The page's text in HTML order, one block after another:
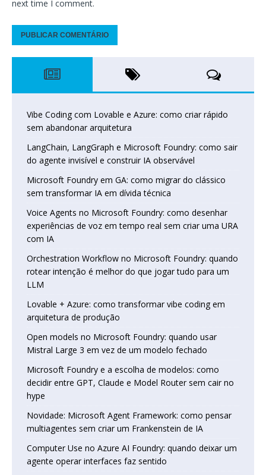
next time I comment.
Vibe Coding com Lovable e Azure: como criar rápido
sem abandonar arquitetura
LangChain, LangGraph e Microsoft Foundry: como sair
do agente invisível e construir IA observável
Microsoft Foundry em GA: como migrar do clássico
sem transformar IA em dívida técnica
Voice Agents no Microsoft Foundry: como desenhar
experiências de voz em tempo real sem criar uma URA
com IA
Orchestration Workflow no Microsoft Foundry: quando
rotear intenção é melhor do que jogar tudo para um
LLM
Lovable + Azure: como transformar vibe coding em
arquitetura de produção
Open models no Microsoft Foundry: quando usar
Mistral Large 3 em vez de um modelo fechado
Microsoft Foundry e a escolha de modelos: como
decidir entre GPT, Claude e Model Router sem cair no
hype
Novidade: Microsoft Agent Framework: como pensar
multiagentes sem criar um Frankenstein de IA
Computer Use no Azure AI Foundry: quando deixar um
agente operar interfaces faz sentido